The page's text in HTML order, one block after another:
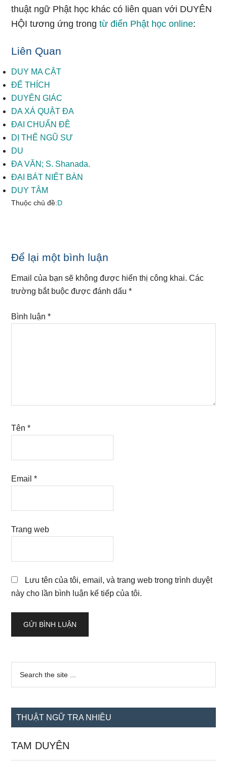
thuật ngữ Phật học khác có liên quan với DUYÊN
HỘI tương ứng trongtừ điển Phật học online:
Liên Quan
DUY MA CẬT
ĐẾ THÍCH
DUYÊN GIÁC
DA XÁ QUẬT ĐA
ĐẠI CHUẨN ĐỀ
DỊ THẾ NGŨ SƯ
DU
ĐA VĂN; S. Shanada.
ĐẠI BÁT NIẾT BÀN
DUY TÂM
Thuộc chủ đề:D
Reader
Interactions
Để lại một bình luận
Email của bạn sẽ không được hiển thị công khai. Các
trường bắt buộc được đánh dấu*
Bình luận*
Tên*
Email*
Trang web
Lưu tên của tôi, email, và trang web trong trình duyệt
này cho lần bình luận kế tiếp của tôi.
Sidebar
chính
...
THUẬT NGỮ TRA NHIỀU
TAM DUYÊN